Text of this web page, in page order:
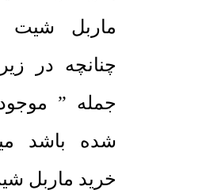
چنانچه در
جمله ”
شده باشد
خرید ماربل